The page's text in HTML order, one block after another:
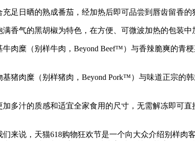
日晒的熟成番茄，经加热后即可品尝到唇齿留香的
气的黑胡椒为特色，在方便、可微波加热的包装中
糜（别样牛肉，Beyond Beef™）与香辣脆爽的青梗
肉糜（别样猪肉，Beyond Pork™）与味道正宗的
汁的质感和适宜全家食用的尺寸，无需解冻即可直
来说，天猫618购物狂欢节是一个向大众介绍别样肉